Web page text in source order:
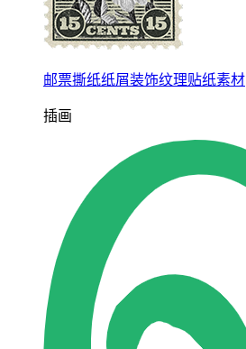
邮票撕纸纸屑装饰纹理贴纸素材
插画